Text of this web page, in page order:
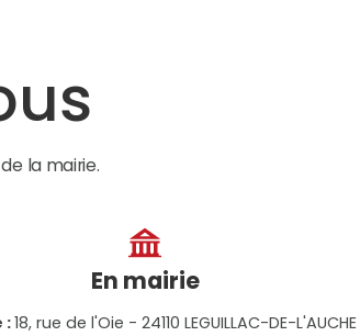
la mairie.
En mairie
:18, rue de l'Oie - 24110 LEGUILLAC-DE-L'AUCHE